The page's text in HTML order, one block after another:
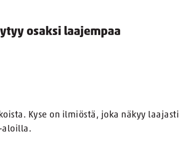
osaksi laajempaa
Kyse on ilmiöstä, joka näkyy laajasti
aloilla.